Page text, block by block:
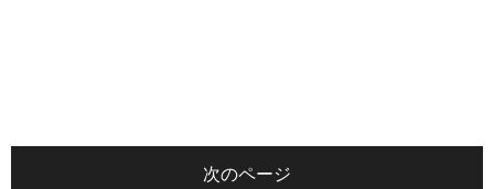
次のページ